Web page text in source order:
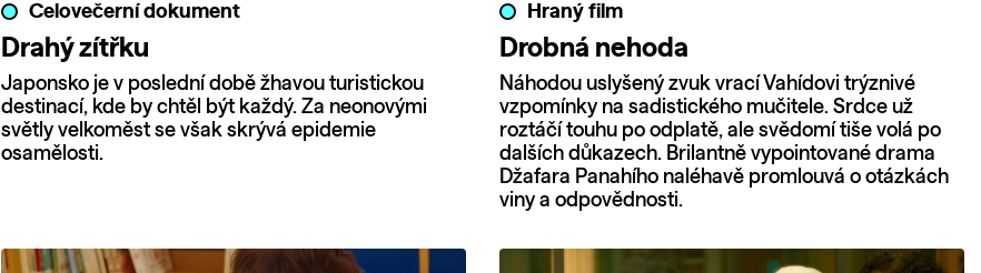
Celovečerní dokument
Drahý zítřku
Japonsko je v poslední době žhavou turistickou
destinací, kde by chtěl být každý. Za neonovými
světly velkoměst se však skrývá epidemie
osamělosti.
Hraný film
Drobná nehoda
Náhodou uslyšený zvuk vrací Vahídovi trýznivé
vzpomínky na sadistického mučitele. Srdce už
roztáčí touhu po odplatě, ale svědomí tiše volá po
dalších důkazech. Brilantně vypointované drama
Džafara Panahího naléhavě promlouvá o otázkách
viny a odpovědnosti.